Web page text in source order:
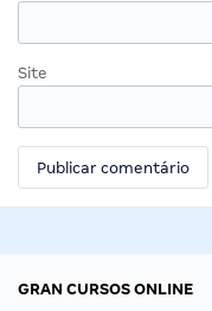
Site
GRAN CURSOS ONLINE